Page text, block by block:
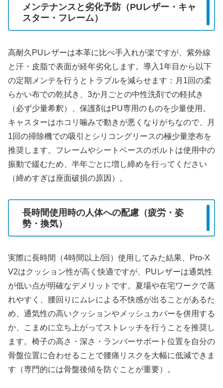
メンテナンスと劣化予防（PUレザー・キャ
スター・フレーム）
高耐久PUレザーは本革に比べ手入れが楽ですが、紫外線
と汗・皮脂で表面が経年劣化します。導入1年目から以下
の定期メンテを行うとトラブルを減らせます：月1回の柔
らかい布での乾拭き、3か月ごとの中性洗剤での軽拭き
（必ず少量希釈）、保護剤はPU専用のものを少量使用。
キャスターはホコリ噛みで動きが悪くなりがちなので、月
1回の掃除機での吸引とシリコングリースの極少量塗布を
推奨します。フレームやシートベースのボルトは使用中の
振動で緩むため、半年ごとに増し締めを行ってください
（締めすぎは座面破損の原因）。
長時間使用時の人体への配慮（疲労・姿
勢・換気）
実際に長時間（4時間以上/回）使用してみた結果、Pro-X
V2はクッション性が高く快適ですが、PUレザーは通気性
が低い点が明確なデメリットです。夏場や在宅ワークで蒸
れやすく、腰回りにムレによる不快感が出ることがあるた
め、通気性の高いクッションやメッシュカバーを併用する
か、こまめに立ち上がってストレッチを行うことを推奨し
ます。椅子の高さ・深さ・ランバーサポート位置を自分の
骨盤位置に合わせることで腰痛リスクを大幅に低減できま
す（専門的には骨盤後傾を防ぐことが重要）。